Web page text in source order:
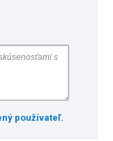
používateľ.